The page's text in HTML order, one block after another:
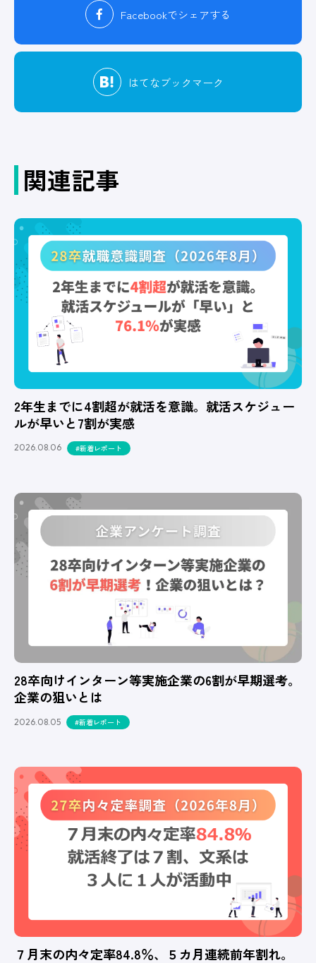
Facebookでシェアする
はてなブックマーク
関連記事
2年生までに4割超が就活を意識。就活スケジュー
ルが早いと7割が実感
2026.08.06 #新着レポート
28卒向けインターン等実施企業の6割が早期選考。
企業の狙いとは
2026.08.05 #新着レポート
７月末の内々定率84.8％、５カ月連続前年割れ。